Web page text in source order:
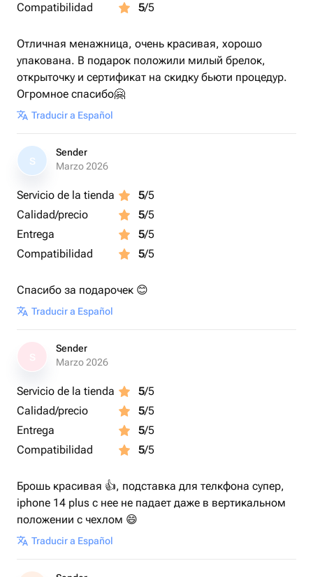
Compatibilidad
5/5
Отличная менажница, очень красивая, хорошо
упакована. В подарок положили милый брелок,
открыточку и сертификат на скидку бьюти процедур.
Огромное спасибо🤗
Traducir a Español
S
Sender
Marzo 2026
Servicio de la tienda 5/5
Calidad/precio
5/5
Entrega
5/5
Compatibilidad
5/5
Спасибо за подарочек 😊
Traducir a Español
Sender
Marzo 2026
Servicio de la tienda 5/5
Calidad/precio
5/5
Entrega
5/5
Compatibilidad
5/5
Брошь красивая 👍, подставка для телкфона супер,
iphone 14 plus с нее не падает даже в вертикальном
положении с чехлом 😄
Traducir a Español